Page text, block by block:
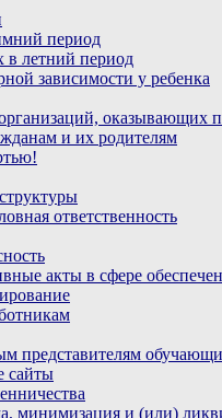
период
в летний период
зависимости у ребенка
оказывающих
и их родителям
ответственность
акты в сфере
представителям
сайты
минимизация и (или)